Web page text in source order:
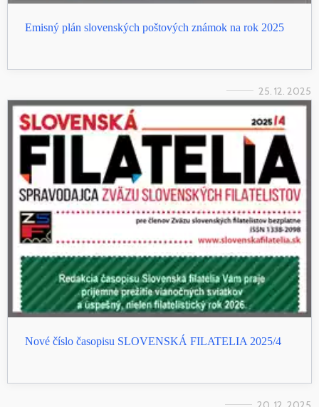
Emisný plán slovenských poštových známok na rok 2025
25. 12. 2025
Nové číslo časopisu SLOVENSKÁ FILATELIA 2025/4